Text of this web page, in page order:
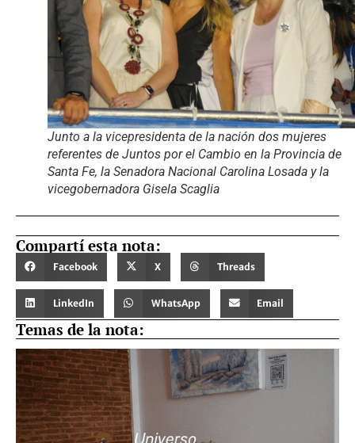
Junto a la vicepresidenta de la nación dos mujeres
referentes de Juntos por el Cambio en la Provincia de
Santa Fe, la Senadora Nacional Carolina Losada y la
vicegobernadora Gisela Scaglia
Compartí esta nota:
Facebook X Threads
LinkedIn WhatsApp Email
Temas de la nota: